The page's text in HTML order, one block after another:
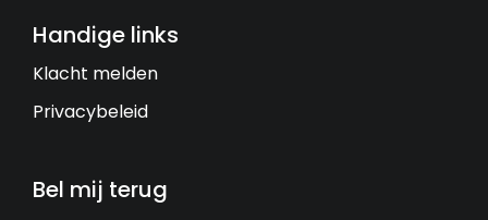
Handige links
Klacht melden
Privacybeleid
Bel mij terug